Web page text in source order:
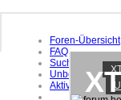
Foren-Übersicht
FAQ
Suche
Aktive Themen